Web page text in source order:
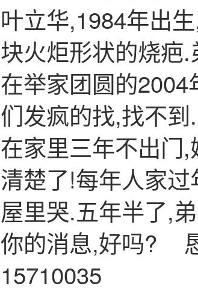
叶立华,1984年出
块火炬形状的烧疤
在举家团圆的
们发疯的找,找不
在家里三年不出门
清楚了!每年人家
屋里哭.五年半了,
你的消息,好吗?
15710035